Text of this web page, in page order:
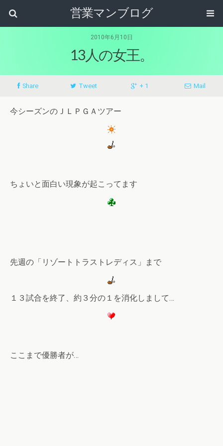
営業マンブログ
2010年6月10日
13人の女王。
Share Tweet + 1 Mail
今シーズンのＪＬＰＧＡツアー
ちょいと面白い現象が起こってます
先週の「リゾートトラストレディス」まで
１３試合を終了、約３分の１を消化しまして…
ここまで優勝者が…